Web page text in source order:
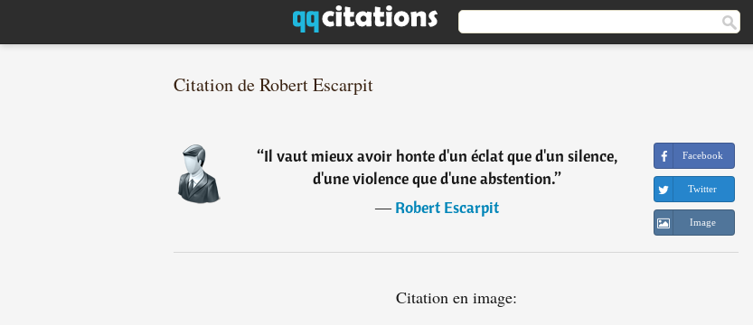
Citation de Robert Escarpit
“Il vaut mieux avoir honte d'un éclat que d'un silence,
d'une violence que d'une abstention.”
―Robert Escarpit
Facebook
Twitter
Image
Citation en image: